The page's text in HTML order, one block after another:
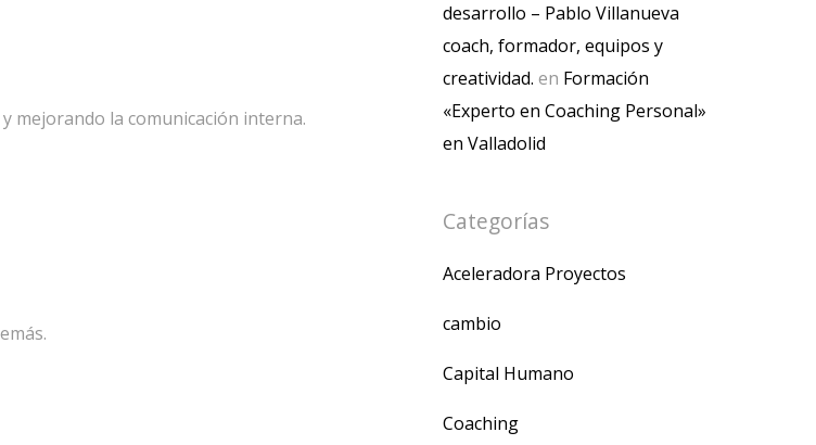
mejorando la comunicación interna.
desarrollo – Pablo Villanueva
coach, formador, equipos y
creatividad. en Formación
«Experto en Coaching Personal»
en Valladolid
Categorías
Aceleradora Proyectos
cambio
Capital Humano
Coaching